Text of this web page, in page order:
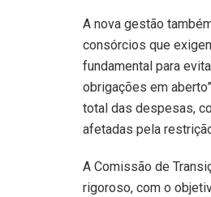
A nova gestão
consórcios que
fundamental para
obrigações em
total das despesas,
afetadas pela
A Comissão de
rigoroso, com o